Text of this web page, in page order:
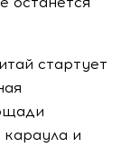
стартует
караула и